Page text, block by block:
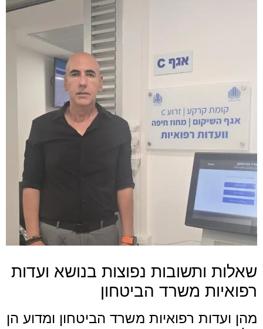
שאלות ותשובות נפוצות בנושא ועדות
רפואיות משרד הביטחון
מהן ועדות רפואיות משרד הביטחון ומדוע הן